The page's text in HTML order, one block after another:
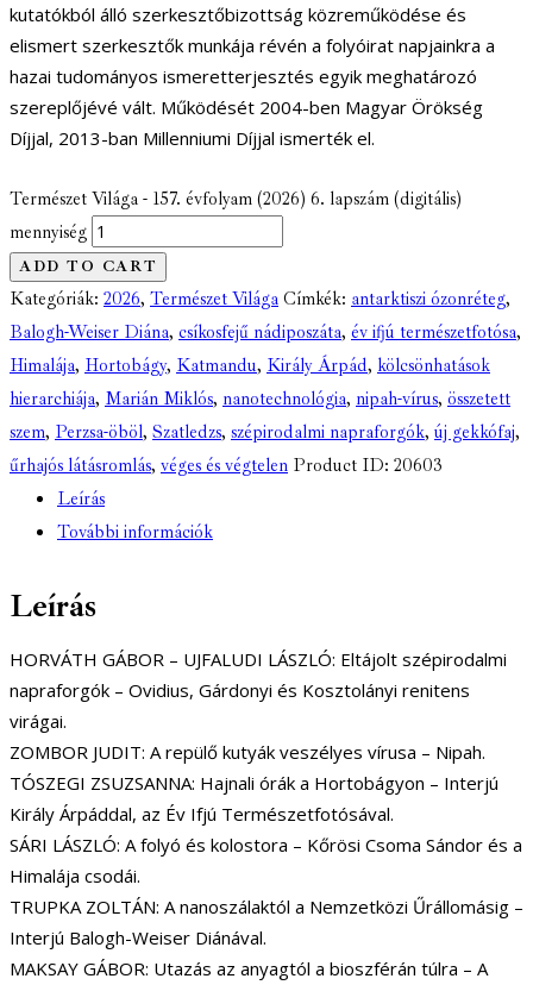
kutatókból álló szerkesztőbizottság közreműködése és
elismert szerkesztők munkája révén a folyóirat napjainkra a
hazai tudományos ismeretterjesztés egyik meghatározó
szereplőjévé vált. Működését 2004-ben Magyar Örökség
Díjjal, 2013-ban Millenniumi Díjjal ismerték el.
Természet Világa - 157. évfolyam (2026) 6. lapszám (digitális)
mennyiség
ADD TO CART
Kategóriák: 2026, Természet Világa Címkék: antarktiszi ózonréteg,
Balogh-Weiser Diána, csíkosfejű nádiposzáta, év ifjú természetfotósa,
Himalája, Hortobágy, Katmandu, Király Árpád, kölcsönhatások
hierarchiája, Marián Miklós, nanotechnológia, nipah-vírus, összetett
szem, Perzsa-öböl, Szatledzs, szépirodalmi napraforgók, új gekkófaj,
űrhajós látásromlás, véges és végtelen Product ID: 20603
Leírás
További információk
Leírás
HORVÁTH GÁBOR – UJFALUDI LÁSZLÓ: Eltájolt szépirodalmi
napraforgók – Ovidius, Gárdonyi és Kosztolányi renitens
virágai.
ZOMBOR JUDIT: A repülő kutyák veszélyes vírusa – Nipah.
TÓSZEGI ZSUZSANNA: Hajnali órák a Hortobágyon – Interjú
Király Árpáddal, az Év Ifjú Természetfotósával.
SÁRI LÁSZLÓ: A folyó és kolostora – Kőrösi Csoma Sándor és a
Himalája csodái.
TRUPKA ZOLTÁN: A nanoszálaktól a Nemzetközi Űrállomásig –
Interjú Balogh-Weiser Diánával.
MAKSAY GÁBOR: Utazás az anyagtól a bioszférán túlra – A